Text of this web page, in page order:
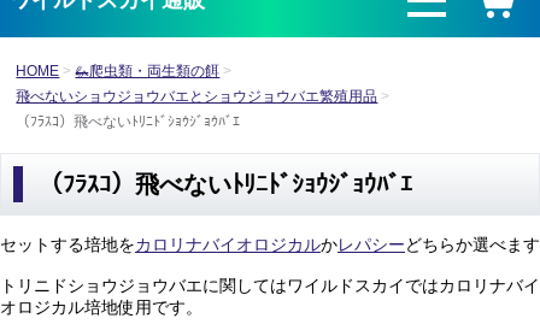
HOME
🦗爬虫類・両生類の餌
飛べないショウジョウバエとショウジョウバエ繁殖用品
（ﾌﾗｽｺ）飛べないﾄﾘﾆﾄﾞｼｮｳｼﾞｮｳﾊﾞｴ
（ﾌﾗｽｺ）飛べないﾄﾘﾆﾄﾞｼｮｳｼﾞｮｳﾊﾞｴ
セットする培地をカロリナバイオロジカルかレパシーどちらか選べます
トリニドショウジョウバエに関してはワイルドスカイではカロリナバイ
オロジカル培地使用です。